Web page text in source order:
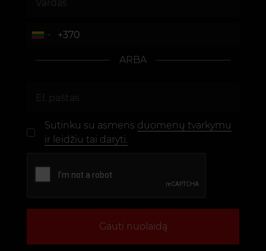
ARBA
Sutinku su asmens duomenų tvarkymu
ir leidžiu tai daryti.
Gauti nuolaidą